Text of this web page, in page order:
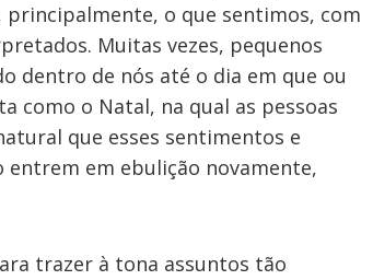
principalmente, o que sentimos, com
Muitas vezes, pequenos
dentro de nós até o dia em que ou
como o Natal, na qual as pessoas
que esses sentimentos e
entrem em ebulição novamente,
trazer à tona assuntos tão